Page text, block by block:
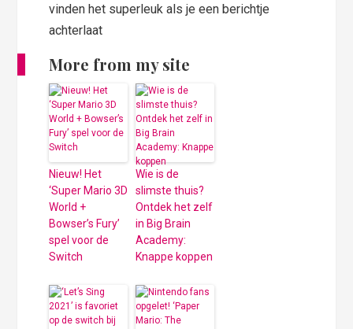
vinden het superleuk als je een berichtje
achterlaat
More from my site
Nieuw! Het
‘Super Mario 3D
World +
Bowser’s Fury’
spel voor de
Switch
Wie is de
slimste thuis?
Ontdek het zelf
in Big Brain
Academy:
Knappe koppen